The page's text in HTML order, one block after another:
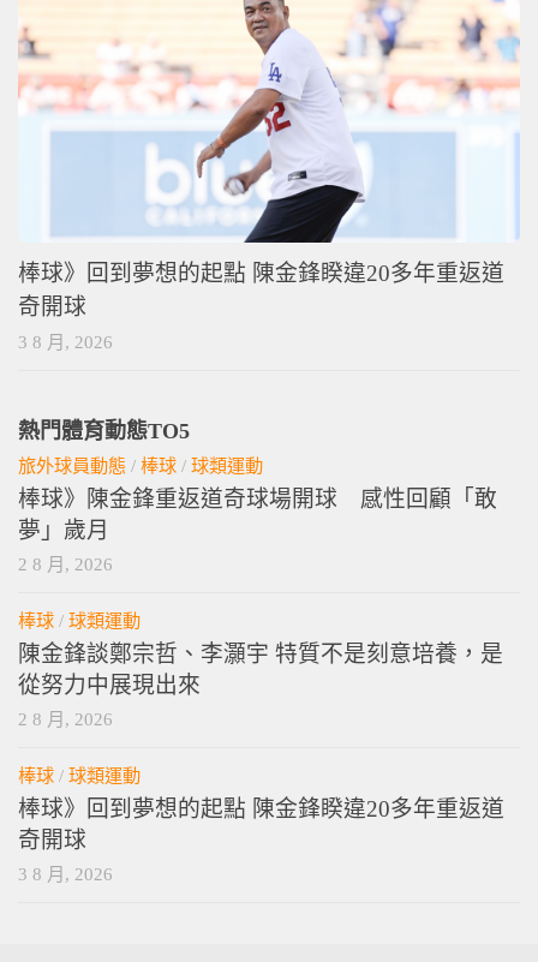
棒球》回到夢想的起點 陳金鋒睽違20多年重返道
奇開球
3 8 月, 2026
熱門體育動態TO5
旅外球員動態 / 棒球 / 球類運動
棒球》陳金鋒重返道奇球場開球 感性回顧「敢
夢」歲月
2 8 月, 2026
棒球 / 球類運動
陳金鋒談鄭宗哲、李灝宇 特質不是刻意培養，是
從努力中展現出來
2 8 月, 2026
棒球 / 球類運動
棒球》回到夢想的起點 陳金鋒睽違20多年重返道
奇開球
3 8 月, 2026